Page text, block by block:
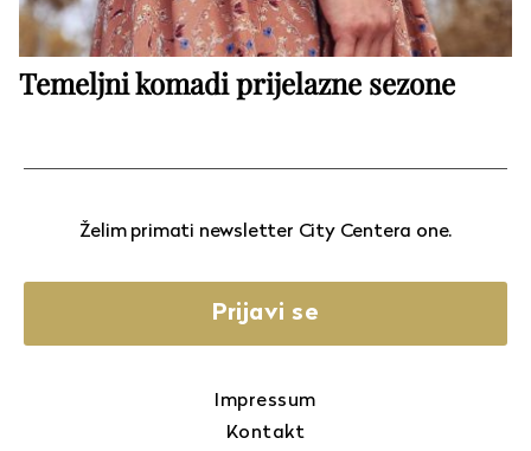
Temeljni komadi prijelazne sezone
Želim primati newsletter City Centera one.
Prijavi se
Impressum
Kontakt